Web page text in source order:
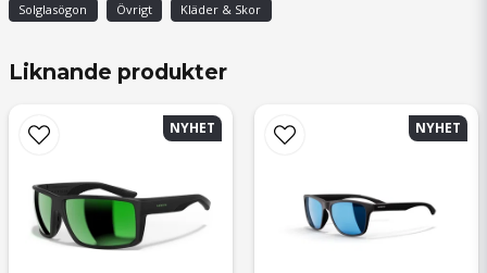
Solglasögon Övrigt Kläder & Skor
Liknande produkter
NYHET NYHET